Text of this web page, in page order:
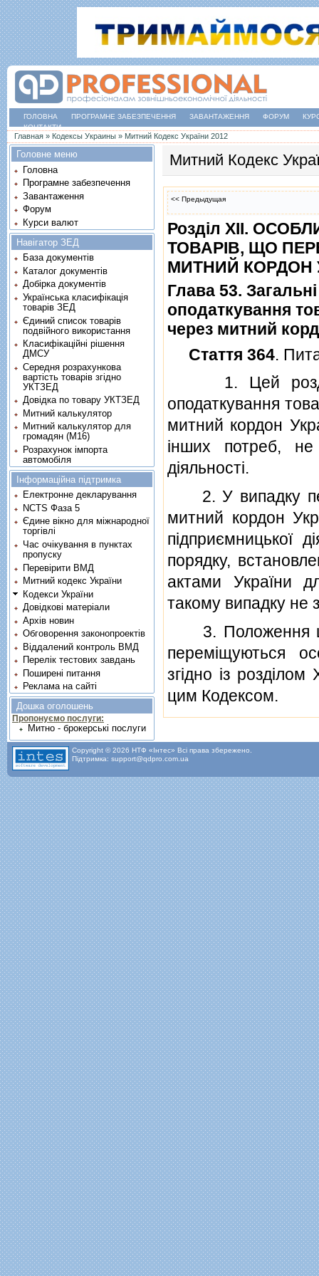
ГОЛОВНА ПРОГРАМНЕ ЗАБЕЗПЕЧЕННЯ ЗАВАНТАЖЕННЯ ФОРУМ
КОНТАКТИ
Ви є тут
Главная » Кодексы Украины » Митний Кодекс України 2012
Митний Кодекс
<< Предыдущая
Роздiл XII.
ТОВАРIВ, ЩО
МИТНИЙ КОРДОН
Глава 53.
оподаткування
через митний
Стаття 364.
1. Цей роздiл
оподаткування
митний кордон
iнших потреб, не
дiяльностi.
2. У випадку
митний кордон
пiдприємницької
порядку,
актами України
такому випадку не
3. Положення
перемiщуються
згiдно iз роздiлом
цим Кодексом.
Головне меню
Головна
Програмне забезпечення
Завантаження
Форум
Курси валют
Навігатор ЗЕД
База документів
Каталог документів
Добірка документів
Українська класифікація
товарів ЗЕД
Єдиний список товарів
подвійного використання
Класифікаційні рішення
ДМСУ
Середня розрахункова
вартість товарів згідно
УКТЗЕД
Довідка по товару УКТЗЕД
Митний калькулятор
Митний калькулятор для
громадян (М16)
Розрахунок імпорта
автомобіля
Інформаційна підтримка
Електронне декларування
NCTS Фаза 5
Єдине вікно для міжнародної
торгівлі
Час очікування в пунктах
пропуску
Перевірити ВМД
Митний кодекс України
Кодекси України
Довідкові матеріали
Архів новин
Обговорення законопроектів
Віддалений контроль ВМД
Перелік тестових завдань
Поширені питання
Реклама на сайті
Дошка оголошень
Пропонуємо послуги:
Митно - брокерські послуги
Copyright © 2026 НТФ «Інтес» Всі права збережено.
Підтримка: support@qdpro.com.ua